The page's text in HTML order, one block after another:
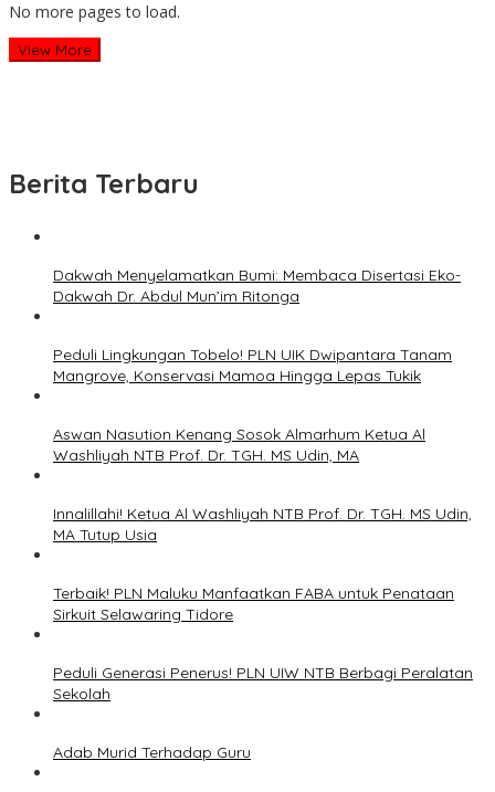
No more pages to load.
View More
Berita Terbaru
Dakwah Menyelamatkan Bumi: Membaca Disertasi Eko-
Dakwah Dr. Abdul Mun’im Ritonga
Peduli Lingkungan Tobelo! PLN UIK Dwipantara Tanam
Mangrove, Konservasi Mamoa Hingga Lepas Tukik
Aswan Nasution Kenang Sosok Almarhum Ketua Al
Washliyah NTB Prof. Dr. TGH. MS Udin, MA
Innalillahi! Ketua Al Washliyah NTB Prof. Dr. TGH. MS Udin,
MA Tutup Usia
Terbaik! PLN Maluku Manfaatkan FABA untuk Penataan
Sirkuit Selawaring Tidore
Peduli Generasi Penerus! PLN UIW NTB Berbagi Peralatan
Sekolah
Adab Murid Terhadap Guru